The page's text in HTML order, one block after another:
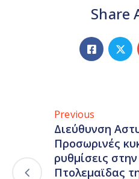
Share
Previous
Διεύθυνση
Προσωρινές
ρυθμίσεις
Πτολεμαϊδας